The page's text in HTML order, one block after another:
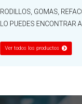
RODILLOS, GOMAS,
LO PUEDES ENCONTRAR
Ver todos los productos